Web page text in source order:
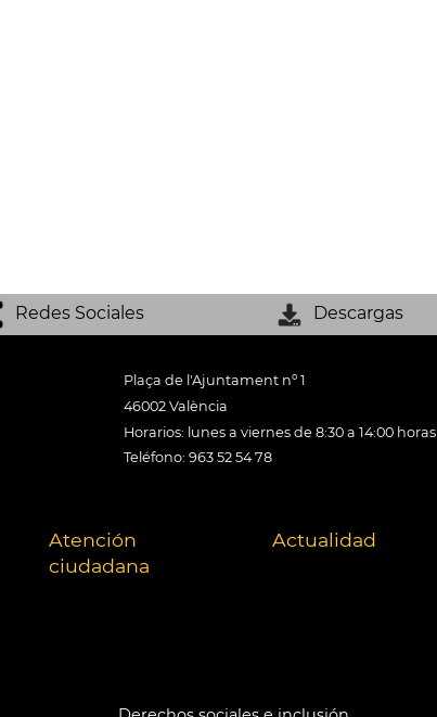
Redes Sociales Descargas
Plaça de l'Ajuntament nº 1
46002 València
Horarios: lunes a viernes de 8:30 a 14:00 horas
Teléfono: 963 52 54 78
Atención
ciudadana
Actualidad